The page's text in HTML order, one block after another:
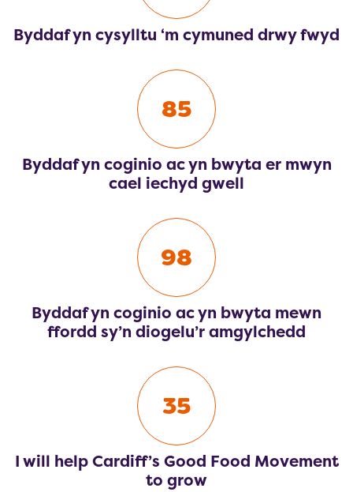
Byddaf yn cysylltu ‘m cymuned drwy fwyd
85
Byddaf yn coginio ac yn bwyta er mwyn
cael iechyd gwell
98
Byddaf yn coginio ac yn bwyta mewn
ffordd sy’n diogelu’r amgylchedd
35
I will help Cardiff’s Good Food Movement
to grow